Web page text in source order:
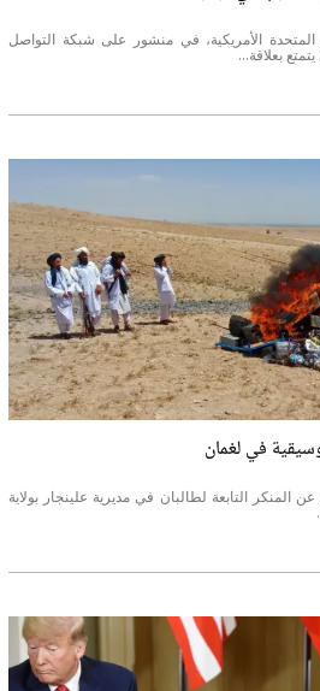
الأمريكية، في منشور على شبكة التواصل
بعلاقة...
في لغمان
المنكر التابعة لطالبان في مديرية علينجار بولاية